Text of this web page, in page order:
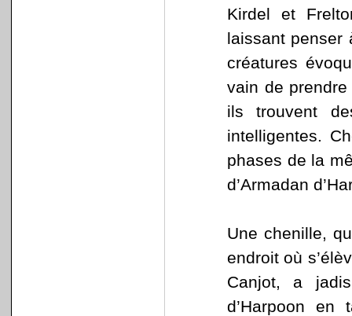
Kirdel et
laissant penser
créatures
vain de
ils trouvent
intelligentes.
phases de la
d’Armadan
Une chenille,
endroit où
Canjot, a
d’Harpoon en